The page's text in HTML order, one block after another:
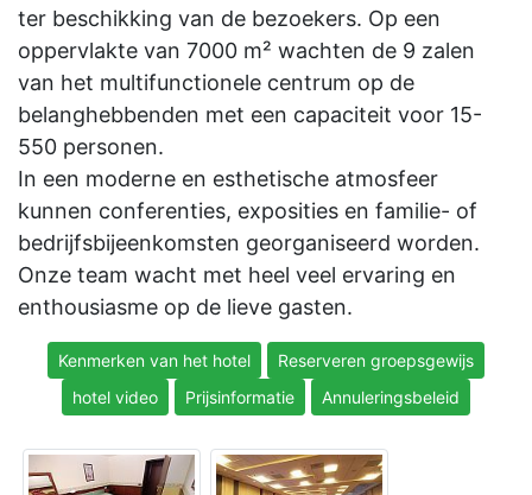
ter beschikking van de bezoekers. Op een
oppervlakte van 7000 m² wachten de 9 zalen
van het multifunctionele centrum op de
belanghebbenden met een capaciteit voor 15-
550 personen.
In een moderne en esthetische atmosfeer
kunnen conferenties, exposities en familie- of
bedrijfsbijeenkomsten georganiseerd worden.
Onze team wacht met heel veel ervaring en
enthousiasme op de lieve gasten.
Kenmerken van het hotel
Reserveren groepsgewijs
hotel video
Prijsinformatie Annuleringsbeleid